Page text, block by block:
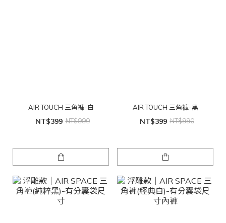
AIR TOUCH 三角褲-白
NT$399 NT$990
AIR TOUCH 三角褲-黑
NT$399 NT$990